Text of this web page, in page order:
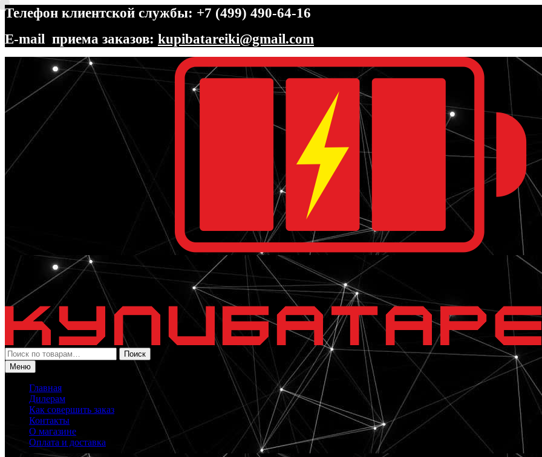
Телефон клиентской службы: +7 (499) 490-64-16
E-mail приема заказов: kupibatareiki@gmail.com
Перейти
навигации
Перейти
содержимому
Искать:
Поиск
Меню
Главная
Дилерам
Как совершить заказ
Контакты
О магазине
Оплата и доставка